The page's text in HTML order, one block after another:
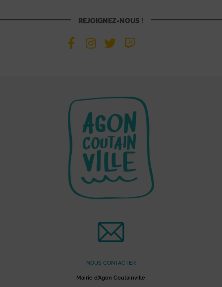
REJOIGNEZ-NOUS !
NOUS CONTACTER
Mairie d’Agon Coutainville